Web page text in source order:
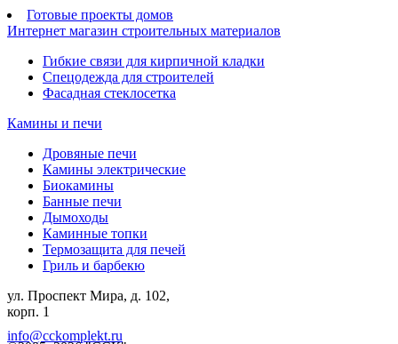
Готовые проекты домов
Интернет магазин строительных материалов
Гибкие связи для кирпичной кладки
Спецодежда для строителей
Фасадная стеклосетка
Камины и печи
Дровяные печи
Камины электрические
Биокамины
Банные печи
Дымоходы
Каминные топки
Термозащита для печей
Гриль и барбекю
ул. Проспект Мира, д. 102,
корп. 1
info@cckomplekt.ru